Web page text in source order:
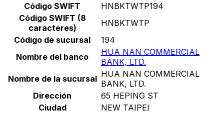
Código SWIFT
HNBKTWTP194
Código SWIFT (8
caracteres)
HNBKTWTP
Código de sucursal
194
Nombre del banco
HUA NAN COMMERCIAL
BANK, LTD.
Nombre de la sucursal HUA NAN COMMERCIAL
BANK, LTD.
Dirección
65 HEPING ST
Ciudad
NEW TAIPEI